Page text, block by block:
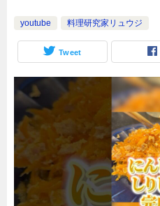
youtube 料理研究家リュウジ
Tweet